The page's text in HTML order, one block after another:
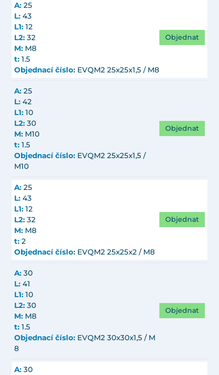
A: 25
L: 43
L1: 12
L2: 32
M: M8
t: 1.5
Objednací číslo: EVQM2 25x25x1,5 / M8
Objednat
A: 25
L: 42
L1: 10
L2: 30
M: M10
t: 1.5
Objednací číslo: EVQM2 25x25x1,5 /
M10
Objednat
A: 25
L: 43
L1: 12
L2: 32
M: M8
t: 2
Objednací číslo: EVQM2 25x25x2 / M8
Objednat
A: 30
L: 41
L1: 10
L2: 30
M: M8
t: 1.5
Objednací číslo: EVQM2 30x30x1,5 / M
8
Objednat
A: 30